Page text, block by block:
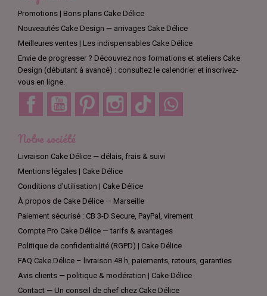
Promotions | Bons plans Cake Délice
Nouveautés Cake Design — arrivages Cake Délice
Meilleures ventes | Les indispensables Cake Délice
Envie de progresser ? Découvrez nos formations et ateliers Cake
Design (débutant à avancé) : consultez le calendrier et inscrivez-
vous en ligne.
Facebook YouTube Pinterest Instagram TikTok
Notre société
Livraison Cake Délice — délais, frais & suivi
Mentions légales | Cake Délice
Conditions d’utilisation | Cake Délice
À propos de Cake Délice — Marseille
Paiement sécurisé : CB 3-D Secure, PayPal, virement
Compte Pro Cake Délice — tarifs & avantages
Politique de confidentialité (RGPD) | Cake Délice
FAQ Cake Délice – livraison 48 h, paiements, retours, garanties
Avis clients — politique & modération | Cake Délice
Contact — Un conseil de chef chez Cake Délice